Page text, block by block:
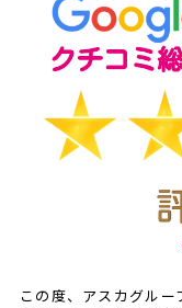
この度、アスカグル